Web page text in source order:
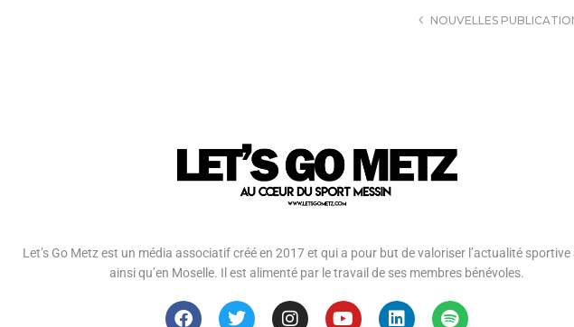
NOUVELLES
Let’s Go Metz est un média associatif créé en 2017 et qui a pour but de valoriser l’actualité sportive
ainsi qu’en Moselle. Il est alimenté par le travail de ses membres bénévoles.